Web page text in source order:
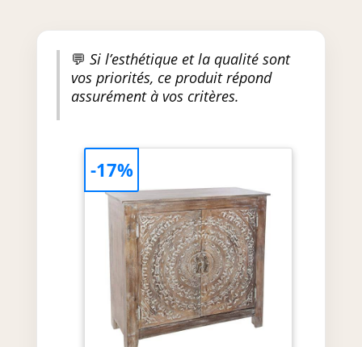
💬 Si l’esthétique et la qualité sont
vos priorités, ce produit répond
assurément à vos critères.
-17%